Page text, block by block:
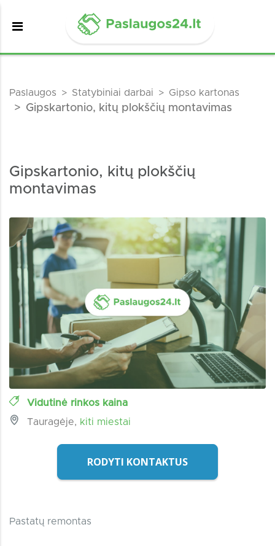
Paslaugos Statybiniai darbai Gipso kartonas
Gipskartonio, kitų plokščių montavimas
Gipskartonio, kitų plokščių
montavimas
Vidutinė rinkos kaina
Tauragėje, kiti miestai
RODYTI KONTAKTUS
Pastatų remontas